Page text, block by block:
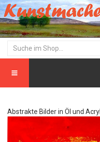
Abstrakte Bilder in Öl und Acryl.